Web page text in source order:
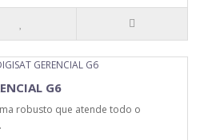
G6
robusto que atende todo o